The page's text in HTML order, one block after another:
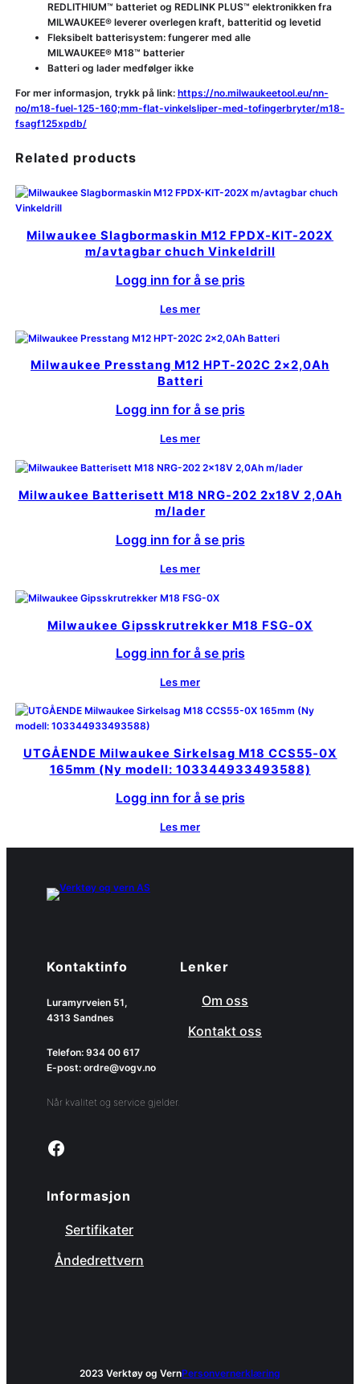
REDLITHIUM™ batteriet og REDLINK PLUS™ elektronikken fra
MILWAUKEE® leverer overlegen kraft, batteritid og levetid
Fleksibelt batterisystem: fungerer med alle
MILWAUKEE® M18™ batterier
Batteri og lader medfølger ikke
For mer informasjon, trykk på link: https://no.milwaukeetool.eu/nn-
no/m18-fuel-125-160;mm-flat-vinkelsliper-med-tofingerbryter/m18-
fsagf125xpdb/
Related products
Milwaukee Slagbormaskin M12 FPDX-KIT-202X
m/avtagbar chuch Vinkeldrill
Logg inn for å se pris
Les mer
Milwaukee Presstang M12 HPT-202C 2×2,0Ah
Batteri
Logg inn for å se pris
Les mer
Milwaukee Batterisett M18 NRG-202 2x18V 2,0Ah
m/lader
Logg inn for å se pris
Les mer
Milwaukee Gipsskrutrekker M18 FSG-0X
Logg inn for å se pris
Les mer
UTGÅENDE Milwaukee Sirkelsag M18 CCS55-0X
165mm (Ny modell: 103344933493588)
Logg inn for å se pris
Les mer
Kontaktinfo
Luramyrveien 51,
4313 Sandnes
Telefon: 934 00 617
E-post: ordre@vogv.no
Når kvalitet og service gjelder.
Link to facebook page
Lenker
Om oss
Kontakt oss
Informasjon
Sertifikater
Åndedrettvern
2023 Verktøy og VernPersonvernerklæring